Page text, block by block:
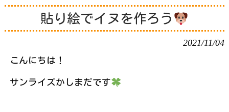
貼り絵でイヌを作ろう
2021/11/04
こんにちは！
サンライズかしまだです